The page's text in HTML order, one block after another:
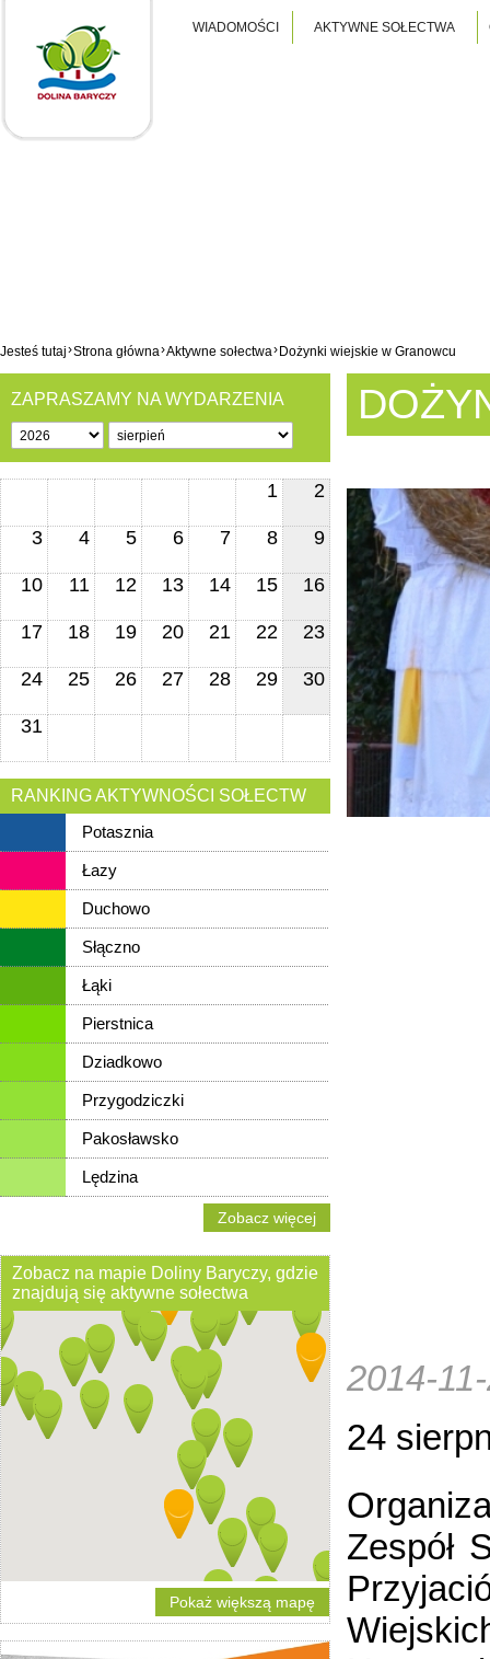
WIADOMOŚCI AKTYWNE SOŁECTWA
Jesteś tutaj›Strona główna›Aktywne sołectwa›Dożynki wiejskie w Granowcu
ZAPRASZAMY NA WYDARZENIA
1 2
3 4 5 6 7 8 9
10 11 12 13 14 15 16
17 18 19 20 21 22 23
24 25 26 27 28 29 30
31
RANKING AKTYWNOŚCI SOŁECTW
Potasznia
Łazy
Duchowo
Słączno
Łąki
Pierstnica
Dziadkowo
Przygodziczki
Pakosławsko
Lędzina
Zobacz więcej
Zobacz na mapie Doliny Baryczy, gdzie
znajdują się aktywne sołectwa
Pokaż większą mapę
2014-
24
Zespół